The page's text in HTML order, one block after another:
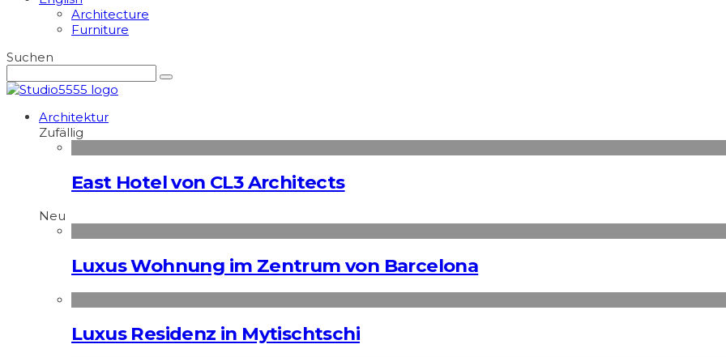
Architecture
Furniture
Suchen
Architektur
Zufällig
East Hotel von CL3 Architects
Neu
Luxus Wohnung im Zentrum von Barcelona
Luxus Residenz in Mytischtschi